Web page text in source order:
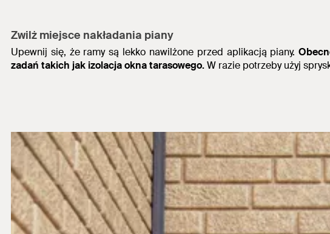
Zwilż miejsce nakładania piany
Upewnij się, że ramy są lekko nawilżone przed aplikacją piany.
zadań takich jak izolacja okna tarasowego.W razie potrzeby użyj